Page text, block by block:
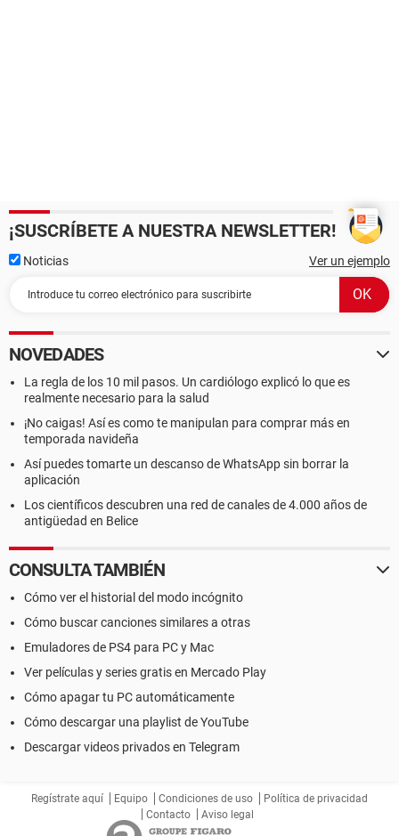
¡SUSCRÍBETE A NUESTRA NEWSLETTER!
Noticias Ver un ejemplo
NOVEDADES
La regla de los 10 mil pasos. Un cardiólogo explicó lo que es
realmente necesario para la salud
¡No caigas! Así es como te manipulan para comprar más en
temporada navideña
Así puedes tomarte un descanso de WhatsApp sin borrar la
aplicación
Los científicos descubren una red de canales de 4.000 años de
antigüedad en Belice
CONSULTA TAMBIÉN
Cómo ver el historial del modo incógnito
Cómo buscar canciones similares a otras
Emuladores de PS4 para PC y Mac
Ver películas y series gratis en Mercado Play
Cómo apagar tu PC automáticamente
Cómo descargar una playlist de YouTube
Descargar videos privados en Telegram
Regístrate aquí Equipo Condiciones de uso
Política de privacidad
Contacto
Aviso legal